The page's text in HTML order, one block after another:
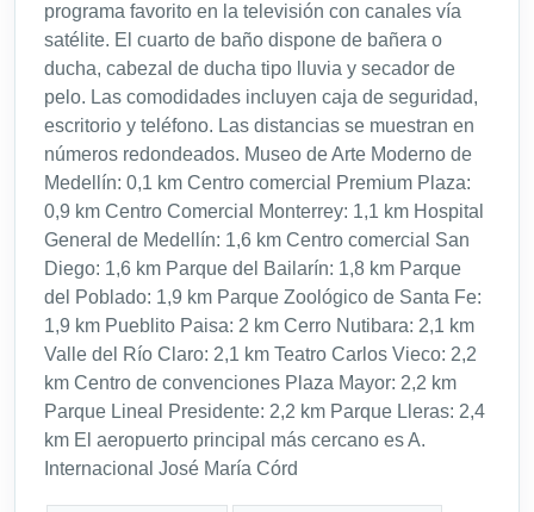
programa favorito en la televisión con canales vía
satélite. El cuarto de baño dispone de bañera o
ducha, cabezal de ducha tipo lluvia y secador de
pelo. Las comodidades incluyen caja de seguridad,
escritorio y teléfono. Las distancias se muestran en
números redondeados. Museo de Arte Moderno de
Medellín: 0,1 km Centro comercial Premium Plaza:
0,9 km Centro Comercial Monterrey: 1,1 km Hospital
General de Medellín: 1,6 km Centro comercial San
Diego: 1,6 km Parque del Bailarín: 1,8 km Parque
del Poblado: 1,9 km Parque Zoológico de Santa Fe:
1,9 km Pueblito Paisa: 2 km Cerro Nutibara: 2,1 km
Valle del Río Claro: 2,1 km Teatro Carlos Vieco: 2,2
km Centro de convenciones Plaza Mayor: 2,2 km
Parque Lineal Presidente: 2,2 km Parque Lleras: 2,4
km El aeropuerto principal más cercano es A.
Internacional José María Córd